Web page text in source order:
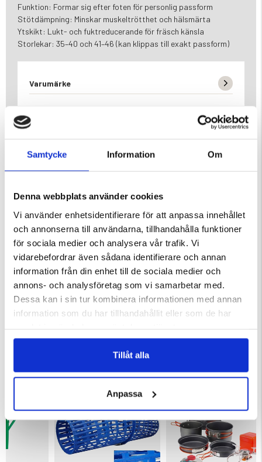
Samtycke Information Om
Denna webbplats använder cookies
Vi använder enhetsidentifierare för att anpassa innehållet
och annonserna till användarna, tillhandahålla funktioner
för sociala medier och analysera vår trafik. Vi
vidarebefordrar även sådana identifierare och annan
information från din enhet till de sociala medier och
annons- och analysföretag som vi samarbetar med.
Dessa kan i sin tur kombinera informationen med annan
information som du har tillhandahållit eller som de har
Tillåt alla
Anpassa
Funktion: Formar sig efter foten för personlig passform
Stötdämpning: Minskar muskeltrötthet och hälsmärta
Ytskikt: Lukt- och fuktreducerande för fräsch känsla
Storlekar: 35–40 och 41–46 (kan klippas till exakt passform)
Varumärke
DU KANSKE OCKSÅ ÄR INTRESSERAD AV
IMPREGNERINGSVAX GRANINGE WAX
KÖPS OFTA TILLSAMMANS